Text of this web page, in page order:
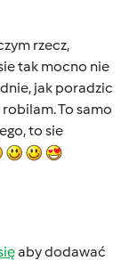
rzecz,
tak mocno nie
jak poradzic
To samo
to sie
aby dodawać